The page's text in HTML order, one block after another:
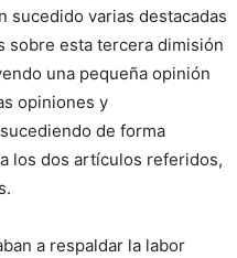
sucedido varias destacadas
sobre esta tercera dimisión
una pequeña opinión
opiniones y
de forma
los dos artículos referidos,
a respaldar la labor